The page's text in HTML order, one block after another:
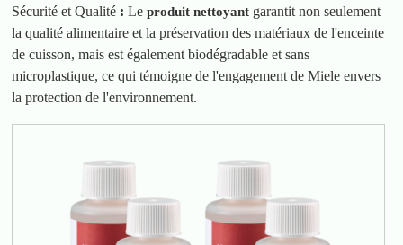
Sécurité et Qualité : Leproduit nettoyant garantit non seulement
la qualité alimentaire et la préservation des matériaux de l'enceinte
de cuisson, mais est également biodégradable et sans
microplastique, ce qui témoigne de l'engagement de Miele envers
la protection de l'environnement.